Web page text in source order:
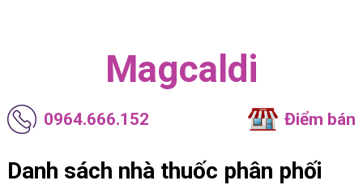
Magcaldi
0964.666.152 Điểm bán
Danh sách nhà thuốc phân phối